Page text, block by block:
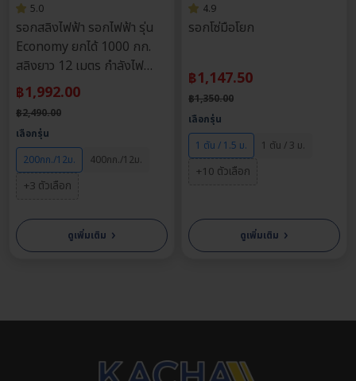
รอกสลิงไฟฟ้า รอกสลิง ทุกตัวมี
ประกันยาวนานถึง 1 ปีเต็ม
สินค้าแท้สั่งตรงจากโรงงาน สามารถส่งเคลมได้หากมีปัญหา
คุ้มค่าที่สุดในตลาด ในราคาที่เป็นมิตร พร้อมมีการรับประกัน
ทีมงานมีประสบการณ์ สามารถดูแล และให้คำปรึกษาได้ตลอดการใช้
งาน
ทีมช่างเทคนิคพร้อมรองรับ ในการแก้ไขปัญหา
สต็อกสินค้าอะไหล่ เพื่อรองรับการสั่งซื้อตลอดเวลา
มีบริการจัดส่งสินค้าทั่วไทย
พร้อมรับประกันสินค้าตลอดการขนส่ง
สามารถตรวจเช็คสินค้าด้วยตัวเองได้ก่อนการขนส่ง
มีการตรวจสอบสินค้าก่อนการจัดส่ง 100% เพื่อการันตีคุณภาพก่อน
5.0
รอกสลิงไฟฟ้า รอกไฟฟ้า รุ่น
Economy ยกได้ 1000 กก.
สลิงยาว 12 เมตร กำลังไฟ
1600W
฿1,992.00
฿2,490.00
เลือกรุ่น
200กก./12ม.
400กก./12ม.
+3 ตัวเลือก
ดูเพิ่มเติม ›
4.9
รอกโซ่มือโยก
฿1,147.50
฿1,350.00
เลือกรุ่น
1 ตัน / 1.5 ม.
1 ตัน / 3 ม.
+10 ตัวเลือก
ดูเพิ่มเติม ›